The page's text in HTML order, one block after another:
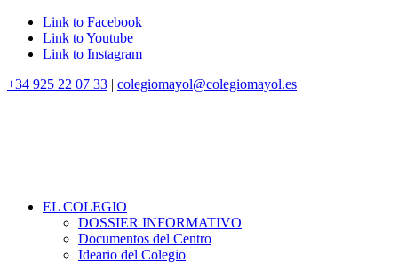
Link to Facebook
Link to Youtube
Link to Instagram
+34 925 22 07 33 | colegiomayol@colegiomayol.es
EL COLEGIO
DOSSIER INFORMATIVO
Documentos del Centro
Ideario del Colegio